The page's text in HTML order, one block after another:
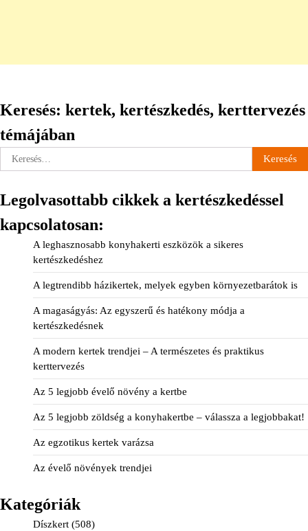
Keresés: kertek, kertészkedés, kerttervezés
témájában
Keresés:
Legolvasottabb cikkek a kertészkedéssel
kapcsolatosan:
A leghasznosabb konyhakerti eszközök a sikeres
kertészkedéshez
A legtrendibb házikertek, melyek egyben környezetbarátok is
A magaságyás: Az egyszerű és hatékony módja a
kertészkedésnek
A modern kertek trendjei – A természetes és praktikus
kerttervezés
Az 5 legjobb évelő növény a kertbe
Az 5 legjobb zöldség a konyhakertbe – válassza a legjobbakat!
Az egzotikus kertek varázsa
Az évelő növények trendjei
Kategóriák
Díszkert (508)